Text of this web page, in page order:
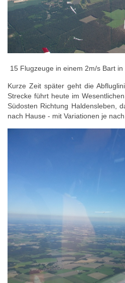
15 Flugzeuge in einem 2m/s Bart
Kurze Zeit später geht die
Strecke führt heute im
Südosten Richtung Haldensleben,
nach Hause - mit Variationen je nach